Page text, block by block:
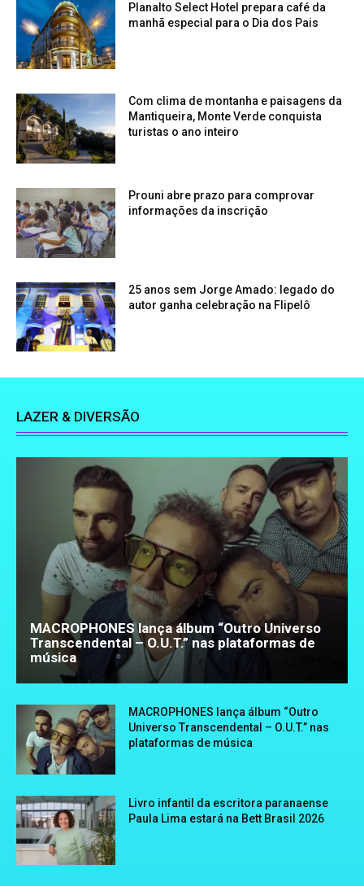
Planalto Select Hotel prepara café da
manhã especial para o Dia dos Pais
Com clima de montanha e paisagens da
Mantiqueira, Monte Verde conquista
turistas o ano inteiro
Prouni abre prazo para comprovar
informações da inscrição
25 anos sem Jorge Amado: legado do
autor ganha celebração na Flipelô
LAZER & DIVERSÃO
MACROPHONES lança álbum “Outro Universo
Transcendental – O.U.T.” nas plataformas de
música
MACROPHONES lança álbum “Outro
Universo Transcendental – O.U.T.” nas
plataformas de música
Livro infantil da escritora paranaense
Paula Lima estará na Bett Brasil 2026